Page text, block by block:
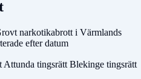
narkotikabrott i Värmlands
efter datum
Attunda tingsrätt Blekinge tingsrätt